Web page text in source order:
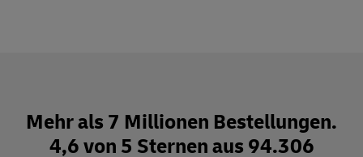
Mehr als 7 Millionen Bestellungen.
4,6 von 5 Sternen aus 94.306